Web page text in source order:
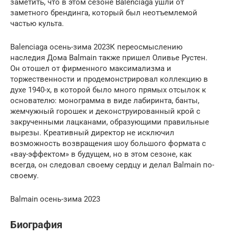
заметить, что в этом сезоне Balenciaga ушли от
заметного брендинга, который был неотъемлемой
частью культа.
Balenciaga осень-зима 2023К переосмыслению
наследия Дома Balmain также пришел Оливье Рустен.
Он отошел от фирменного максимализма и
торжественности и продемонстрировал коллекцию в
духе 1940-х, в которой было много прямых отсылок к
основателю: монограмма в виде лабиринта, банты,
жемчужный горошек и деконструированный крой с
закрученными лацканами, образующими правильные
вырезы. Креативный директор не исключил
возможность возвращения шоу большого формата с
«вау-эффектом» в будущем, но в этом сезоне, как
всегда, он следовал своему сердцу и делал Balmain по-
своему.
Balmain осень-зима 2023
Биография